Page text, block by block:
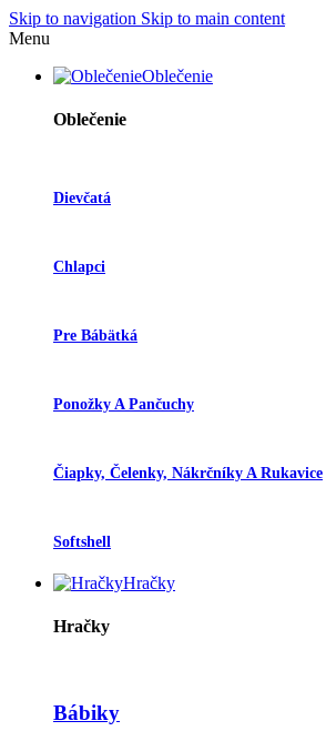
Skip to navigation Skip to main content
Menu
Oblečenie
Oblečenie
Dievčatá
Chlapci
Pre Bábätká
Ponožky A Pančuchy
Čiapky, Čelenky, Nákrčníky A Rukavice
Softshell
Hračky
Hračky
Bábiky